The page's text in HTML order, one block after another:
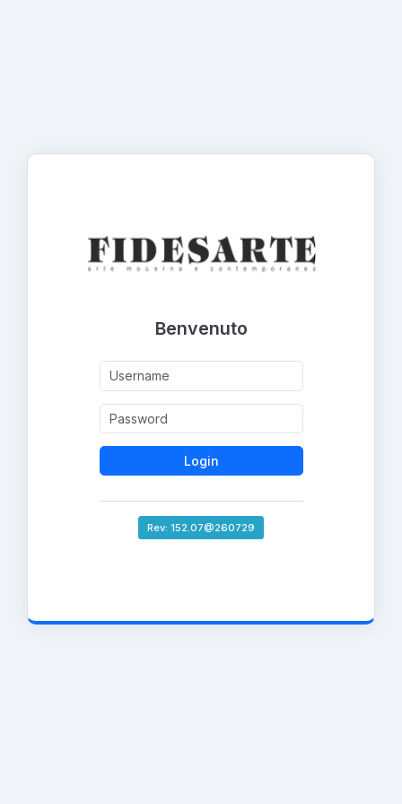
Benvenuto
Login
Rev: 152.07@260729